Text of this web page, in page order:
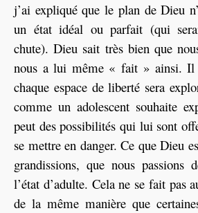
j’ai expliqué que le plan de Dieu
un état idéal ou parfait (qui
chute). Dieu sait très bien que
nous a lui même « fait » ainsi. Il
chaque espace de liberté sera
comme un adolescent souhaite
peut des possibilités qui lui sont
se mettre en danger. Ce que Dieu
grandissions, que nous passions
l’état d’adulte. Cela ne se fait pas
de la même manière que